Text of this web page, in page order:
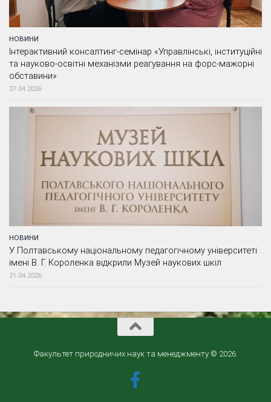
НОВИНИ
Інтерактивний консалтинг-семінар «Управлінські, інституційні
та науково-освітні механізми реагування на форс-мажорні
обставини»
27.04.2026
НОВИНИ
У Полтавському національному педагогічному університеті
імені В. Г. Короленка відкрили Музей наукових шкіл
21.04.2026
Факультет природничих наук та менеджменту © 2026.